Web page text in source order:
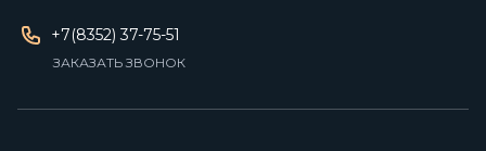
+7(8352) 37-75-51
ЗАКАЗАТЬ ЗВОНОК